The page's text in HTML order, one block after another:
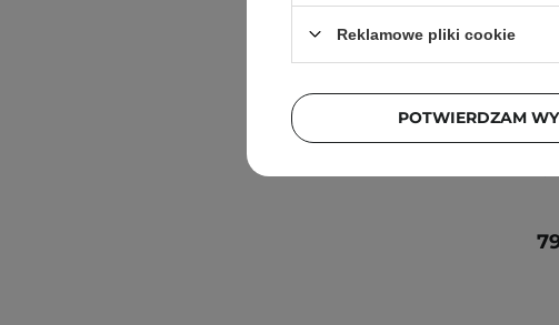
Torriden -
One -
Reklamowe pliki cookie
POTWIERDZAM